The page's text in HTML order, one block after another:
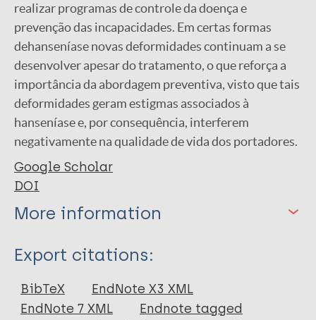
realizar programas de controle da doença e
prevenção das incapacidades. Em certas formas
dehanseníase novas deformidades continuam a se
desenvolver apesar do tratamento, o que reforça a
importância da abordagem preventiva, visto que tais
deformidades geram estigmas associados à
hanseníase e, por consequência, interferem
negativamente na qualidade de vida dos portadores.
Google Scholar
DOI
More information
Type
Book Chapter
Export citations:
BibTeX
EndNote X3 XML
EndNote 7 XML
Endnote tagged